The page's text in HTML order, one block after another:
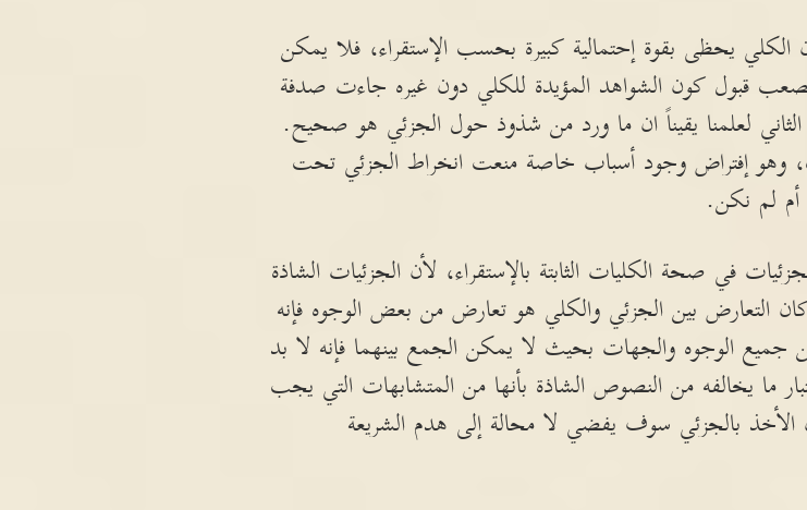
الكلي يحظى بقوة إحتمالية كبيرة بحسب الإستقراء، فلا يمكن
قبول كون الشواهد المؤيدة للكلي دون غيره جاءت صدفة
لعلمنا يقيناً ان ما ورد من شذوذ حول الجزئي هو صحيح.
وهو إفتراض وجود أسباب خاصة منعت انخراط الجزئي تحت
لم نكن.
في صحة الكليات الثابتة بالإستقراء، لأن الجزئيات الشاذة
التعارض بين الجزئي والكلي هو تعارض من بعض الوجوه فإنه
جميع الوجوه والجهات بحيث لا يمكن الجمع بينهما فإنه لا بد
ما يخالفه من النصوص الشاذة بأنها من المتشابهات التي يجب
الأخذ بالجزئي سوف يفضي لا محالة إلى هدم الشريعة